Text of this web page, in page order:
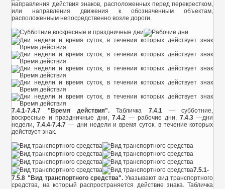
направления действия знаков, расположенных перед перекрестком,
или направления движения к обозначенным объектам,
расположенным непосредственно возле дороги.
7.4.1-7.4.7 "Время действия".Табличка 7.4.1— субботние,
воскресные и праздничные дни,7.4.2— рабочие дни,7.4.3 —дни
недели,7.4.4-7.4.7 — дни недели и время суток, в течение которых
действует знак.
7.5.1-
7.5.8 "Вид транспортного средства".Указывают вид транспортного
средства, на который распространяется действие знака. Табличка